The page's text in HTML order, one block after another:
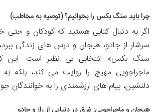
چرا باید سنگ بکس را بخوانیم؟ (توصیه به مخاطب)
اگر به دنبال کتابی هستید که کودکان و حتی
سنگ بکس» انتخابی بی نظیر است. این
ماجراجویی مهیج را روایت می کند، بلکه
دلنشین، پیام های ارزشمندی را به خوانندگان